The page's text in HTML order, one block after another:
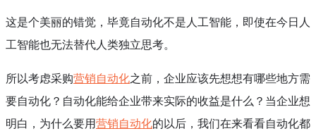
这是个美丽的错觉，毕竟自动化不是人工智能，即使在今日人
工智能也无法替代人类独立思考。
所以考虑采购营销自动化之前，企业应该先想想有哪些地方需
要自动化？自动化能给企业带来实际的收益是什么？当企业想
明白，为什么要用营销自动化的以后，我们在来看看自动化都